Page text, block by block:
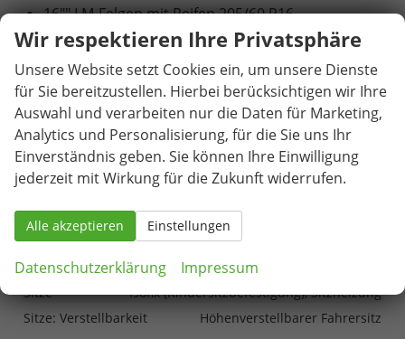
16"" LM-Felgen mit Reifen 205/60 R16
Tagfahrlicht mit LED
Geschwindigkeitserkennung
Garantieverlängerung: 4
Jahre / 120.000 KM
Innen
Klimatisierung
Lenkrad
in Leder, höhenverstellbar, mit Multifunktionen
Raucherpaket
Sitze
Isofix (Kindersitzbefestigung), Sitzheizung
Sitze: Verstellbarkeit
Höhenverstellbarer Fahrersitz
Wir respektieren Ihre Privatsphäre
Unsere Website setzt Cookies ein, um unsere Dienste
für Sie bereitzustellen. Hierbei berücksichtigen wir Ihre
Auswahl und verarbeiten nur die Daten für Marketing,
Analytics und Personalisierung, für die Sie uns Ihr
Einverständnis geben. Sie können Ihre Einwilligung
jederzeit mit Wirkung für die Zukunft widerrufen.
Alle akzeptieren Einstellungen
Datenschutzerklärung Impressum